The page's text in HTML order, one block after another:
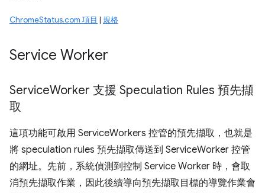
ChromeStatus.com 項目 | 規格
Service Worker
ServiceWorker 支援 Speculation Rules 預先擷
取
這項功能可啟用 ServiceWorkers 控管的預先擷取，也就是
將 speculation rules 預先擷取傳送到 ServiceWorker 控管
的網址。先前，系統偵測到控制 Service Worker 時，會取
消預先擷取作業，因此後續導向預先擷取目標的導覽作業會